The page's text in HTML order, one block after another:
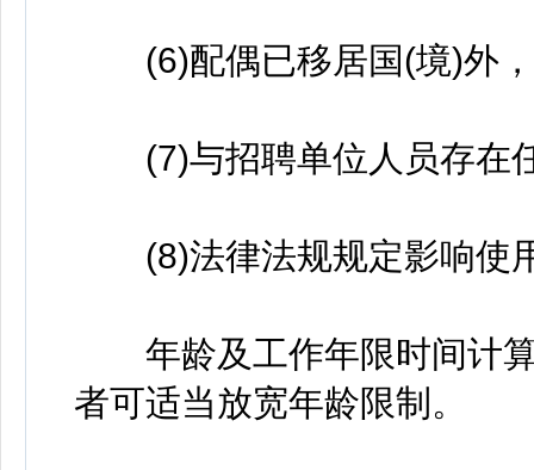
(6)配偶已移居国(境)外，
(7)与招聘单位人员存在
(8)法律法规规定影响使
年龄及工作年限时间计算
者可适当放宽年龄限制。